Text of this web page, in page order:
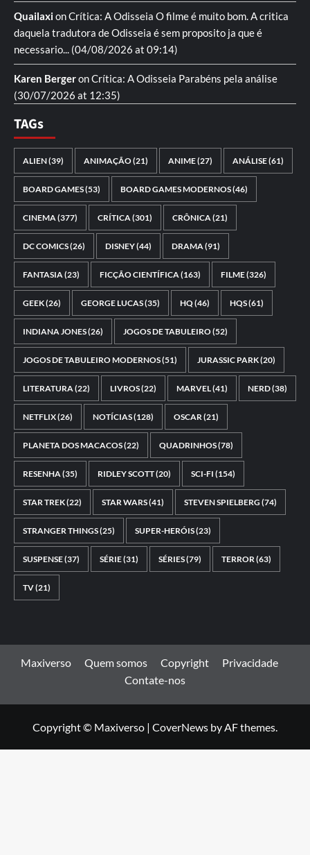
QuailaxionCrítica: A Odisseia O filme é muito bom. A critica
daquela tradutora de Odisseia é sem proposito ja que é
necessario... (04/08/2026 at 09:14)
Karen BergeronCrítica: A Odisseia Parabéns pela análise
(30/07/2026 at 12:35)
TAGs
ALIEN(39) ANIMAÇÃO(21) ANIME(27) ANÁLISE(61)
BOARD GAMES(53) BOARD GAMES MODERNOS(46)
CINEMA(377) CRÍTICA(301) CRÔNICA(21)
DC COMICS(26) DISNEY(44) DRAMA(91)
FANTASIA(23) FICÇÃO CIENTÍFICA(163) FILME(326)
GEEK(26) GEORGE LUCAS(35) HQ(46) HQS(61)
INDIANA JONES(26) JOGOS DE TABULEIRO(52)
JOGOS DE TABULEIRO MODERNOS(51) JURASSIC PARK(20)
LITERATURA(22) LIVROS(22) MARVEL(41) NERD(38)
NETFLIX(26) NOTÍCIAS(128) OSCAR(21)
PLANETA DOS MACACOS(22) QUADRINHOS(78)
RESENHA(35) RIDLEY SCOTT(20) SCI-FI (154)
STAR TREK(22) STAR WARS(41) STEVEN SPIELBERG (74)
STRANGER THINGS(25) SUPER-HERÓIS(23)
SUSPENSE(37) SÉRIE(31) SÉRIES(79) TERROR(63)
TV(21)
Maxiverso Quem somos Copyright
Privacidade
Contate-nos
Copyright © Maxiverso | CoverNews by AF themes.